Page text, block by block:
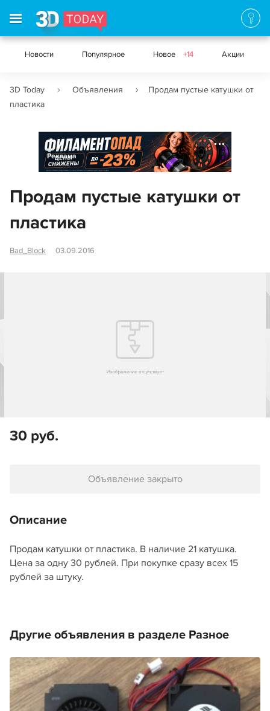
Новости Популярное Новое +14 Акции
3D Today Объявления
Продам пустые катушки от
пластика
Реклама
Продам пустые катушки от
пластика
Bad_Block 03.09.2016
30 руб.
Объявление закрыто
Описание
Продам катушки от пластика. В наличие 21 катушка.
Цена за одну 30 рублей. При покупке сразу всех 15
рублей за штуку.
Другие объявления в разделе Разное